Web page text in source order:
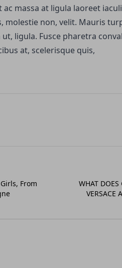
massa at ligula laoreet
molestie non, velit. Mauris
ligula. Fusce pharetra
at, scelerisque quis,
From
WHAT DOES
VERSACE